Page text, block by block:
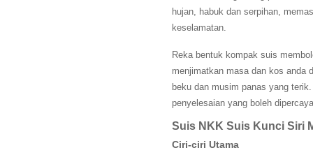
hujan, habuk dan serpihan,
keselamatan.
Reka bentuk kompak suis
menjimatkan masa dan kos anda
beku dan musim panas yang
penyelesaian yang boleh
Suis NKK Suis Kunci Siri
Ciri-ciri Utama